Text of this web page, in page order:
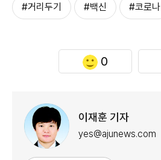
#거리두기 #백신 #코로나
0
이재훈 기자
yes@ajunews.com